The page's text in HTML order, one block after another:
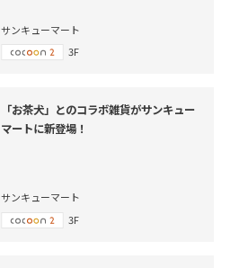
サンキューマート
3F
「お茶犬」とのコラボ雑貨がサンキュー
マートに新登場！
サンキューマート
3F